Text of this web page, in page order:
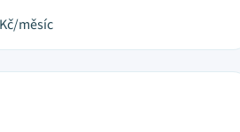
Kč/měsíc